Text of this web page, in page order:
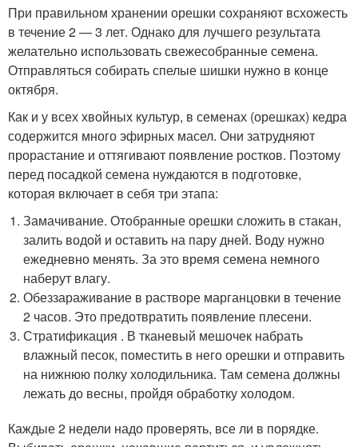
При правильном хранении орешки сохраняют всхожесть
в течение 2 — 3 лет. Однако для лучшего результата
желательно использовать свежесобранные семена.
Отправляться собирать спелые шишки нужно в конце
октября.
Как и у всех хвойных культур, в семенах (орешках) кедра
содержится много эфирных масел. Они затрудняют
прорастание и оттягивают появление ростков. Поэтому
перед посадкой семена нуждаются в подготовке,
которая включает в себя три этапа:
Замачивание. Отобранные орешки сложить в стакан,
залить водой и оставить на пару дней. Воду нужно
ежедневно менять. За это время семена немного
наберут влагу.
Обеззараживание в растворе марганцовки в течение
2 часов. Это предотвратить появление плесени.
Стратификация . В тканевый мешочек набрать
влажный песок, поместить в него орешки и отправить
на нижнюю полку холодильника. Там семена должны
лежать до весны, пройдя обработку холодом.
Каждые 2 недели надо проверять, все ли в порядке.